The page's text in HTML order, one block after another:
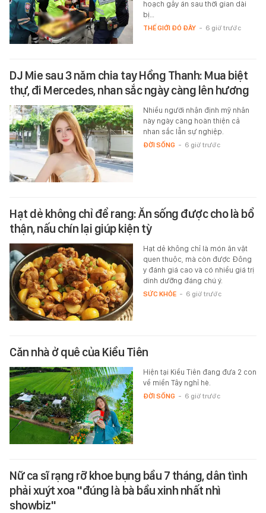
hoạch gây án sau thời gian dài
bị…
THẾ GIỚI ĐÓ ĐÂY - 6 giờ trước
DJ Mie sau 3 năm chia tay Hồng Thanh: Mua biệt
thự, đi Mercedes, nhan sắc ngày càng lên hương
Nhiều người nhận định mỹ nhân
này ngày càng hoàn thiện cả
nhan sắc lẫn sự nghiệp.
ĐỜI SỐNG - 6 giờ trước
Hạt dẻ không chỉ để rang: Ăn sống được cho là bổ
thận, nấu chín lại giúp kiện tỳ
Hạt dẻ không chỉ là món ăn vặt
quen thuộc, mà còn được Đông
y đánh giá cao và có nhiều giá trị
dinh dưỡng đáng chú ý.
SỨC KHỎE - 6 giờ trước
Căn nhà ở quê của Kiều Tiên
Hiện tại Kiều Tiên đang đưa 2 con
về miền Tây nghỉ hè.
ĐỜI SỐNG - 6 giờ trước
Nữ ca sĩ rạng rỡ khoe bụng bầu 7 tháng, dân tình
phải xuýt xoa "đúng là bà bầu xinh nhất nhì
showbiz"